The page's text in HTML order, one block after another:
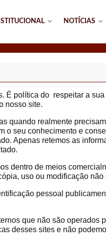
NOTÍCIAS
É política do respeitar a
nosso site.
quando realmente
o seu conhecimento e
Apenas retemos as
dentro de meios
cópia, uso ou
pessoal
que não são operados
desses sites e não